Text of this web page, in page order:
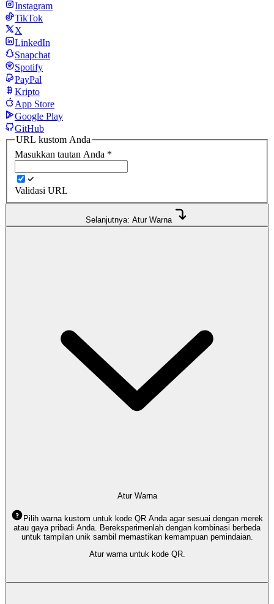
Instagram
TikTok
X
LinkedIn
Snapchat
Spotify
PayPal
Kripto
App Store
Google Play
GitHub
URL kustom Anda
Masukkan tautan Anda *
Validasi URL
Selanjutnya: Atur Warna
Atur Warna
Pilih warna kustom untuk kode QR Anda agar sesuai dengan merek
atau gaya pribadi Anda. Bereksperimenlah dengan kombinasi berbeda
untuk tampilan unik sambil memastikan kemampuan pemindaian.
Atur warna untuk kode QR.